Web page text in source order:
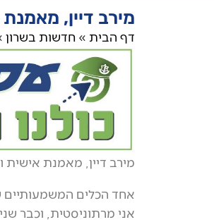
מירב דיין,
דף הבית » חדשות בשרון
מירב דיין, מאמנת אישית
אחד הכלים המשמעותיים
אני מרתוניסטית, וכבר שנים רבות אני רצה